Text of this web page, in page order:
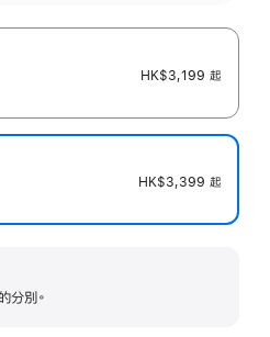
HK$3,199 起
HK$3,399 起
分別。